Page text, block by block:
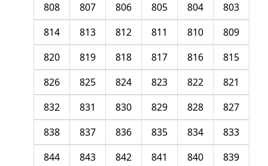
803
804
805
806
807
808
809
810
811
812
813
814
815
816
817
818
819
820
821
822
823
824
825
826
827
828
829
830
831
832
833
834
835
836
837
838
839
840
841
842
843
844